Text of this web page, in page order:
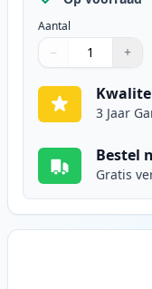
Aantal
Gebruik de
− +
1
3 Jaar
Bestel
Gratis